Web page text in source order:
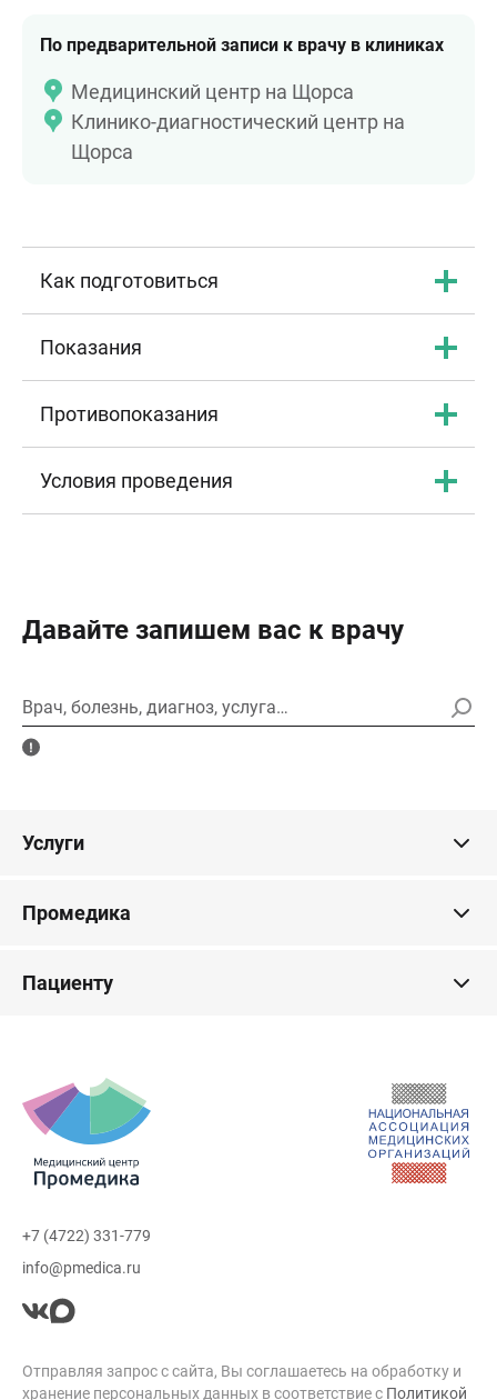
По предварительной записи к врачу в клиниках
Медицинский центр на Щорса
Клинико-диагностический центр на
Щорса
Как подготовиться
Показания
Противопоказания
Условия проведения
Давайте запишем вас к врачу
Врач, болезнь, диагноз, услуга…
Услуги
Промедика
Пациенту
+7 (4722) 331-779
info@pmedica.ru
Отправляя запрос с сайта, Вы соглашаетесь на обработку и
хранение персональных данных в соответствие с Политикой